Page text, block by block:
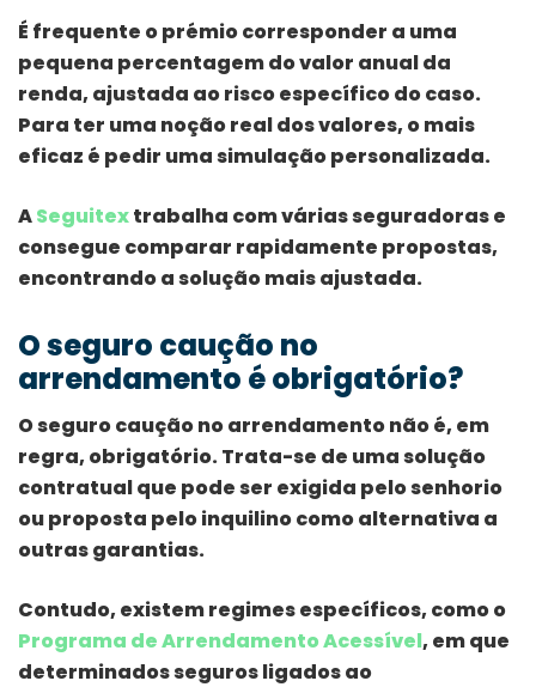
É frequente o prémio corresponder a uma
pequena percentagem do valor anual da
renda, ajustada ao risco específico do caso.
Para ter uma noção real dos valores, o mais
eficaz é pedir uma simulação personalizada.
ASeguitextrabalha com várias seguradoras e
consegue comparar rapidamente propostas,
encontrando a solução mais ajustada.
O seguro caução no
arrendamento é obrigatório?
O seguro caução no arrendamento não é, em
regra, obrigatório. Trata-se de uma solução
contratual que pode ser exigida pelo senhorio
ou proposta pelo inquilino como alternativa a
outras garantias.
Contudo, existem regimes específicos, como o
Programa de Arrendamento Acessível, em que
determinados seguros ligados ao